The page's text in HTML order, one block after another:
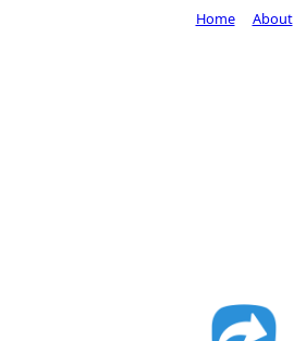
Home About